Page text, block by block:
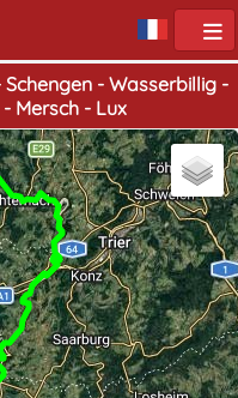
- Wasserbillig -
Mersch - Lux